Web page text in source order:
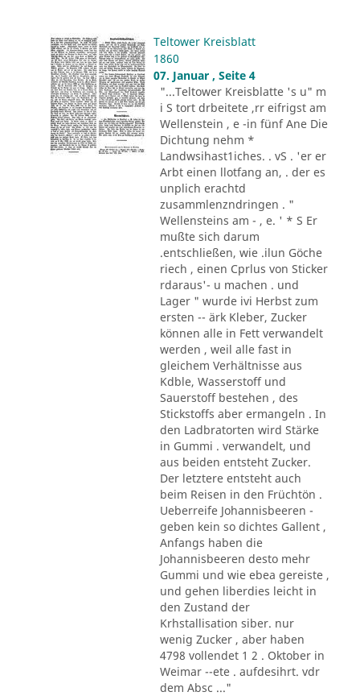
Teltower Kreisblatt
1860
07. Januar , Seite 4
"...Teltower Kreisblatte 's u" m
i S tort drbeitete ,rr eifrigst am
Wellenstein , e -in fünf Ane Die
Dichtung nehm *
Landwsihast1iches. . vS . 'er er
Arbt einen llotfang an, . der es
unplich erachtd
zusammlenzndringen . "
Wellensteins am - , e. ' * S Er
mußte sich darum
.entschließen, wie .ilun Göche
riech , einen Cprlus von Sticker
rdaraus'- u machen . und
Lager " wurde ivi Herbst zum
ersten -- ärk Kleber, Zucker
können alle in Fett verwandelt
werden , weil alle fast in
gleichem Verhältnisse aus
Kdble, Wasserstoff und
Sauerstoff bestehen , des
Stickstoffs aber ermangeln . In
den Ladbratorten wird Stärke
in Gummi . verwandelt, und
aus beiden entsteht Zucker.
Der letztere entsteht auch
beim Reisen in den Früchtön .
Ueberreife Johannisbeeren -
geben kein so dichtes Gallent ,
Anfangs haben die
Johannisbeeren desto mehr
Gummi und wie ebea gereiste ,
und gehen liberdies leicht in
den Zustand der
Krhstallisation siber. nur
wenig Zucker , aber haben
4798 vollendet 1 2 . Oktober in
Weimar --ete . aufdesihrt. vdr
dem Absc ..."